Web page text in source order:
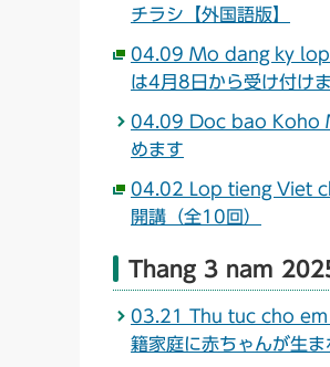
チラシ【外国語版】
04.09 Mo dang ky lop
は4月8日から受け付け
04.09 Doc bao Koho
めます
04.02 Lop tieng Viet
開講（全10回）
Thang 3 nam
03.21 Thu tuc cho
籍家庭に赤ちゃんが生